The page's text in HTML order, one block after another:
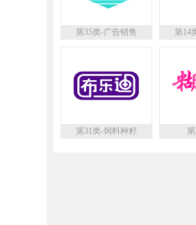
第35类-广告销售 第14
第31类-饲料种籽